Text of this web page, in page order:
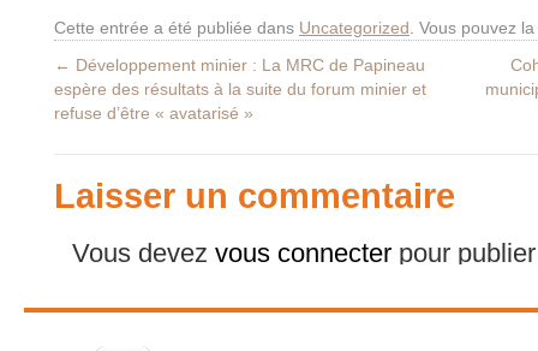
Cette entrée a été publiée dans Uncategorized . Vous pouvez
← Développement minier : La MRC de Papineau
espère des résultats à la suite du forum minier et
refuse d’être « avatarisé »
Laisser un commentaire
Vous devez vous connecter pour